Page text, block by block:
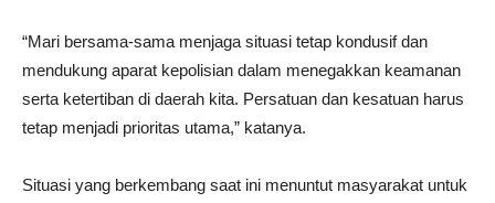
“Mari bersama-sama menjaga situasi tetap kondusif dan
mendukung aparat kepolisian dalam menegakkan keamanan
serta ketertiban di daerah kita. Persatuan dan kesatuan harus
tetap menjadi prioritas utama,” katanya.
Situasi yang berkembang saat ini menuntut masyarakat untuk